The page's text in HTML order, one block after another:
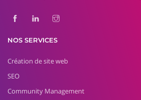
NOS SERVICES
Création de site web
SEO
Community Management